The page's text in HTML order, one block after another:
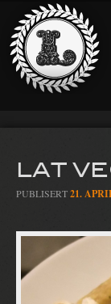
LAT
PUBLISERT21.